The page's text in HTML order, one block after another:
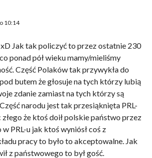
10:14
xD Jak tak policzyć to przez ostatnie 230
ponad pół wieku mamy/mieliśmy
Część Polaków tak przywykła do
butem że głosuje na tych którzy lubią
zdanie zamiast na tych którzy są
narodu jest tak przesiąknięta PRL-
złego że ktoś doił polskie państwo przez
PRL-u jak ktoś wyniósł coś z
pracy to było to akceptowalne. Jak
z państwowego to był gość.